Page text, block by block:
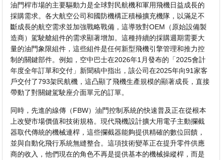
油門桿市場的主要驅動力是全球對民航機和軍用飛機日益成長的
採購需求。各大航空公司和國防機構正積極擴充機隊，以滿足不
斷成長的航空需求並加強戰略戰備，這導致對OEM（原始設備製
造商）駕駛艙組件的需求顯著增加。這種持續的採購週期需要大
量的油門象限組件，這些組件是任何新型飛機引擎管理和推力控
制的關鍵部件。例如，空中巴士在2026年1月發布的「2025會計
年度全年訂單和交付」新聞稿中指出，該公司在2025年向91家客
戶交付了793架民航機，這凸顯了飛機生產規模的顯著成長，直接
帶動了對關鍵駕駛座介面單元的訂單。
同時，先進的線傳（FBW）油門控制系統的快速普及正在從根本
上改變市場價值和技術規格。現代飛機設計擴大用電子主動攔截
器取代傳統的機械連桿，這些攔截器能夠提供精確的數位回饋，
並與自動化飛行系統無縫整合。這項技術變革正在提升零件供應
商的收入，他們現在的角色不再是提供基本的機械操縱桿，而是